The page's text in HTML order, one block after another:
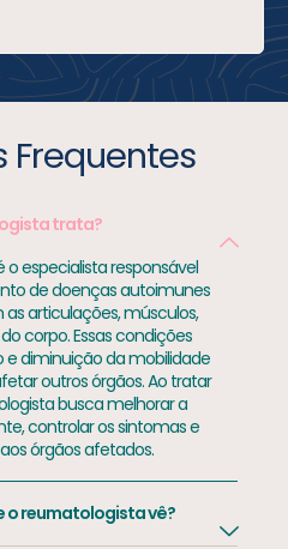
Frequentes
trata?
especialista responsável
de doenças autoimunes
articulações, músculos,
corpo. Essas condições
diminuição da mobilidade
outros órgãos. Ao tratar
busca melhorar a
controlar os sintomas e
órgãos afetados.
o reumatologista vê?